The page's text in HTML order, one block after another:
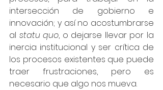
intersección de gobierno e
innovación; y así no acostumbrarse
al statu quo, o dejarse llevar por la
inercia institucional y ser crítica de
los procesos existentes que puede
traer frustraciones, pero es
necesario que algo nos mueva.